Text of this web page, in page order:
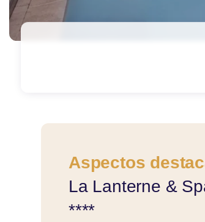
Aspectos
La Lanterne &
****